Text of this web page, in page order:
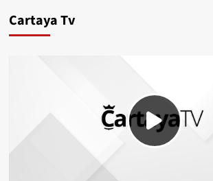
Cartaya Tv